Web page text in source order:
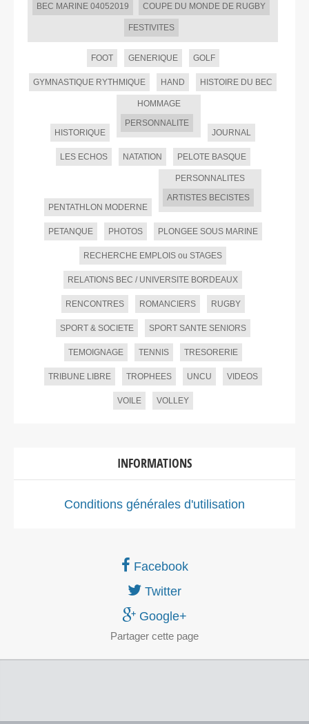
BEC MARINE 04052019
COUPE DU MONDE DE RUGBY
FESTIVITES
FOOT GENERIQUE GOLF
GYMNASTIQUE RYTHMIQUE HAND HISTOIRE DU BEC
HISTORIQUE
HOMMAGE
PERSONNALITE
JOURNAL
LES ECHOS NATATION PELOTE BASQUE
PENTATHLON MODERNE
PERSONNALITES
ARTISTES BECISTES
PETANQUE PHOTOS PLONGEE SOUS MARINE
RECHERCHE EMPLOIS ou STAGES
RELATIONS BEC / UNIVERSITE BORDEAUX
RENCONTRES ROMANCIERS RUGBY
SPORT & SOCIETE SPORT SANTE SENIORS
TEMOIGNAGE TENNIS TRESORERIE
TRIBUNE LIBRE TROPHEES UNCU VIDEOS
VOILE VOLLEY
INFORMATIONS
Conditions générales d'utilisation
Facebook
Twitter
Google+
Partager cette page